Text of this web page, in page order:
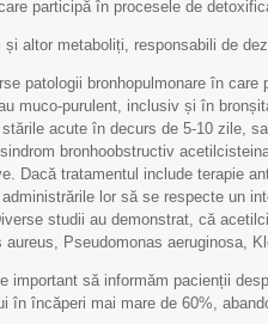
participă în procesele de
altor metaboliți, responsabili de
patologii bronhopulmonare în
muco-purulent, inclusiv și în
acute în decurs de 5-10 zile,
bronhoobstructiv
Dacă tratamentul include terapie
lor să se respecte un
studii au demonstrat, că
Pseudomonas aeruginosa,
important să informăm pacienții
în încăperi mai mare de 60%,